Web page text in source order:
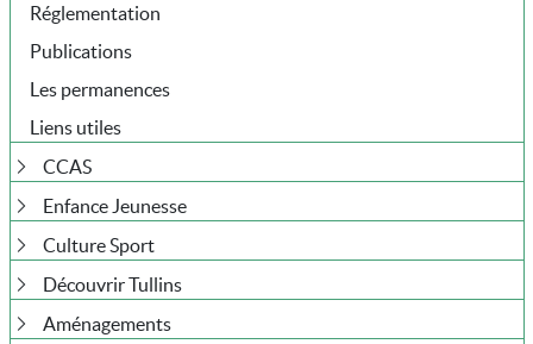
Réglementation
Publications
Les permanences
Liens utiles
CCAS
Enfance Jeunesse
Culture Sport
Découvrir Tullins
Aménagements